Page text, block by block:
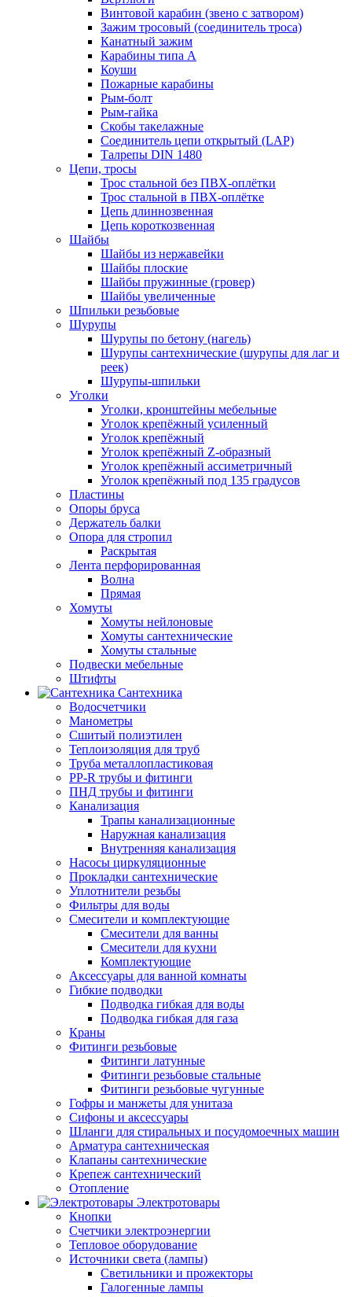
Винтовой карабин (звено с затвором)
Зажим тросовый (соединитель троса)
Канатный зажим
Карабины типа А
Коуши
Пожарные карабины
Рым-болт
Рым-гайка
Скобы такелажные
Соединитель цепи открытый (LAP)
Талрепы DIN 1480
Цепи, тросы
Трос стальной без ПВХ-оплётки
Трос стальной в ПВХ-оплётке
Цепь длиннозвенная
Цепь короткозвенная
Шайбы
Шайбы из нержавейки
Шайбы плоские
Шайбы пружинные (гровер)
Шайбы увеличенные
Шпильки резьбовые
Шурупы
Шурупы по бетону (нагель)
Шурупы сантехнические (шурупы для лаг и
реек)
Шурупы-шпильки
Уголки
Уголки, кронштейны мебельные
Уголок крепёжный усиленный
Уголок крепёжный
Уголок крепёжный Z-образный
Уголок крепёжный ассиметричный
Уголок крепёжный под 135 градусов
Пластины
Опоры бруса
Держатель балки
Опора для стропил
Раскрытая
Лента перфорированная
Волна
Прямая
Хомуты
Хомуты нейлоновые
Хомуты сантехнические
Хомуты стальные
Подвески мебельные
Штифты
Сантехника
Водосчетчики
Манометры
Сшитый полиэтилен
Теплоизоляция для труб
Труба металлопластиковая
PP-R трубы и фитинги
ПНД трубы и фитинги
Канализация
Трапы канализационные
Наружная канализация
Внутренняя канализация
Насосы циркуляционные
Прокладки сантехнические
Уплотнители резьбы
Фильтры для воды
Смесители и комплектующие
Смесители для ванны
Смесители для кухни
Комплектующие
Аксессуары для ванной комнаты
Гибкие подводки
Подводка гибкая для воды
Подводка гибкая для газа
Краны
Фитинги резьбовые
Фитинги латунные
Фитинги резьбовые стальные
Фитинги резьбовые чугунные
Гофры и манжеты для унитаза
Сифоны и аксессуары
Шланги для стиральных и посудомоечных машин
Арматура сантехническая
Клапаны сантехнические
Крепеж сантехнический
Отопление
Электротовары
Кнопки
Счетчики электроэнергии
Тепловое оборудование
Источники света (лампы)
Светильники и прожекторы
Галогенные лампы